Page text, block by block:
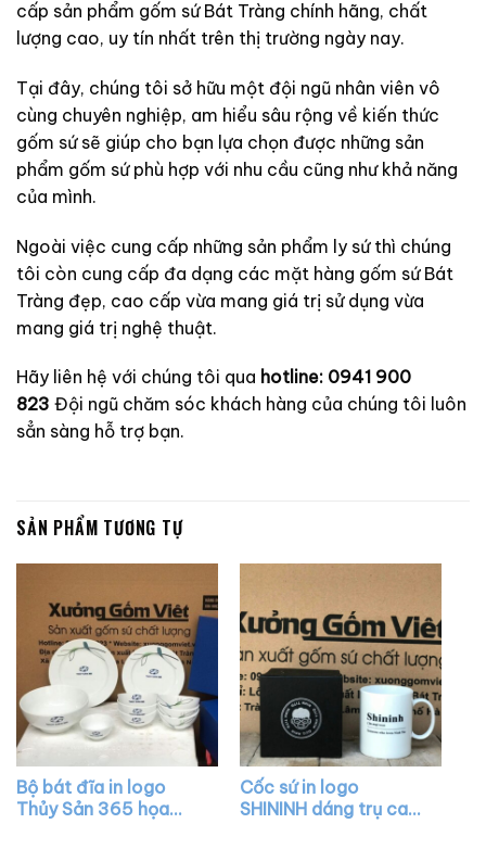
cấp sản phẩm gốm sứ Bát Tràng chính hãng, chất
lượng cao, uy tín nhất trên thị trường ngày nay.
Tại đây, chúng tôi sở hữu một đội ngũ nhân viên vô
cùng chuyên nghiệp, am hiểu sâu rộng về kiến thức
gốm sứ sẽ giúp cho bạn lựa chọn được những sản
phẩm gốm sứ phù hợp với nhu cầu cũng như khả năng
của mình.
Ngoài việc cung cấp những sản phẩm ly sứ thì chúng
tôi còn cung cấp đa dạng các mặt hàng gốm sứ Bát
Tràng đẹp, cao cấp vừa mang giá trị sử dụng vừa
mang giá trị nghệ thuật.
Hãy liên hệ với chúng tôi qua hotline: 0941 900
823 Đội ngũ chăm sóc khách hàng của chúng tôi luôn
sẳn sàng hỗ trợ bạn.
SẢN PHẨM TƯƠNG TỰ
Bộ bát đĩa in logo
Thủy Sản 365 họa
Cốc sứ in logo
SHININH dáng trụ cao